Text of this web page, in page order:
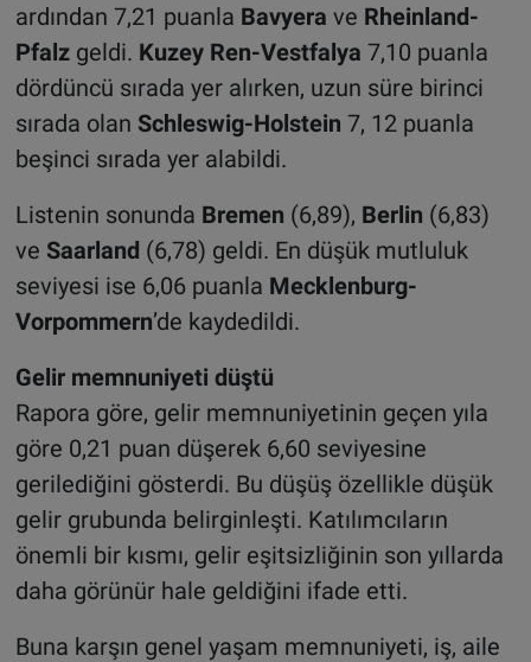
ardından 7,21 puanla Bavyera ve Rheinland-
Pfalzgeldi. Kuzey Ren-Vestfalya 7,10 puanla
dördüncü sırada yer alırken, uzun süre birinci
sırada olan Schleswig-Holstein 7, 12 puanla
beşinci sırada yer alabildi.
Listenin sonunda Bremen (6,89), Berlin (6,83)
ve Saarland (6,78) geldi. En düşük mutluluk
seviyesi ise 6,06 puanla Mecklenburg-
Vorpommern’de kaydedildi.
Gelir memnuniyeti düştü
Rapora göre, gelir memnuniyetinin geçen yıla
göre 0,21 puan düşerek 6,60 seviyesine
gerilediğini gösterdi. Bu düşüş özellikle düşük
gelir grubunda belirginleşti. Katılımcıların
önemli bir kısmı, gelir eşitsizliğinin son yıllarda
daha görünür hale geldiğini ifade etti.
Buna karşın genel yaşam memnuniyeti, iş, aile